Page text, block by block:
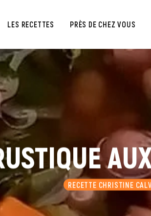
LES RECETTES PRÈS DE CHEZ VOUS
RECETTE CHRISTINE